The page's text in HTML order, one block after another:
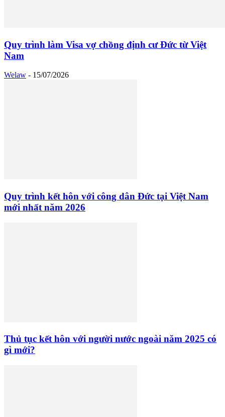
Quy trình làm Visa vợ chồng định cư Đức từ Việt
Nam
Welaw - 15/07/2026
Quy trình kết hôn với công dân Đức tại Việt Nam
mới nhất năm 2026
Thủ tục kết hôn với người nước ngoài năm 2025 có
gì mới?